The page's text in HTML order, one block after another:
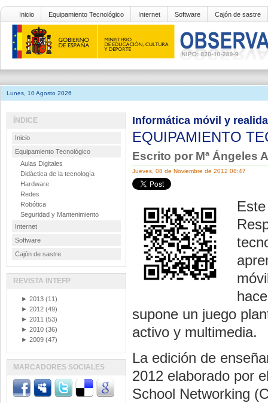
Inicio Equipamiento Tecnológico Internet Software Cajón de sastre
Lunes, 10 Agosto 2026
Informática móvil y
EQUIPAMIENTO
Escrito por Mª Ángeles
Jueves, 08 de Noviembre de 2012 08:47
supone un juego
activo y multimedia.
La edición de
2012 elaborado por
School Networking
ÍNDICE
Inicio
Equipamiento Tecnológico
Aulas Digitales
Didáctica de la tecnología
Hardware
Redes
Robótica
Seguridad y Mantenimiento
Internet
Software
Cajón de sastre
REVISTA INTEFP
► 2013 (11)
► 2012 (49)
► 2011 (53)
► 2010 (36)
► 2009 (47)
MARCADORES SOCIALES